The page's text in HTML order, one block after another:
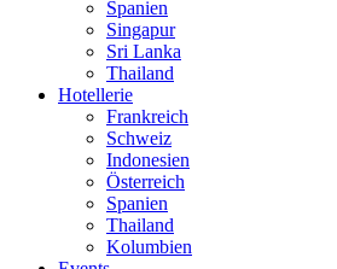
Spanien
Singapur
Sri Lanka
Thailand
Hotellerie
Frankreich
Schweiz
Indonesien
Österreich
Spanien
Thailand
Kolumbien